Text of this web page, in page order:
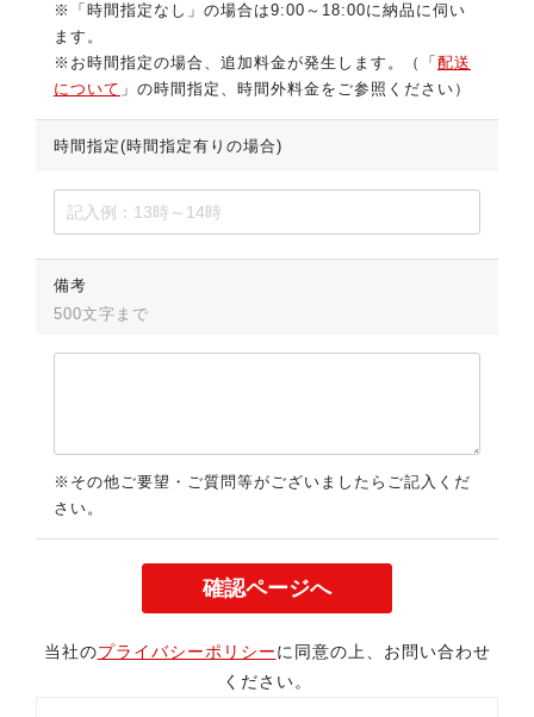
※「時間指定なし」の場合は9:00～18:00に納品に伺い
ます。
※お時間指定の場合、追加料金が発生します。（「 配送
について 」の時間指定、時間外料金をご参照ください）
時間指定(時間指定有りの場合)
備考
500文字まで
※その他ご要望・ご質問等がございましたらご記入くだ
さい。
当社のプライバシーポリシーに同意の上、お問い合わせ
ください。